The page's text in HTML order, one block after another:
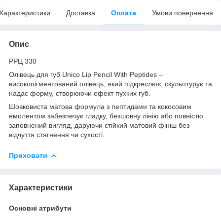
Доставка Оплата Умови повернення
Опис
РРЦ 330
Олівець для губ Unico Lip Pencil With Peptides –
високопігментований олівець, який підкреслює, скульптурує та
надає форму, створюючи ефект пухких губ.
Шовковиста матова формула з пептидами та кокосовим
емолентом забезпечує гладку, безшовну лінію або повністю
заповнений вигляд, даруючи стійкий матовий фініш без
відчуття стягнення чи сухості.
Приховати
Характеристики
Основні атрибути